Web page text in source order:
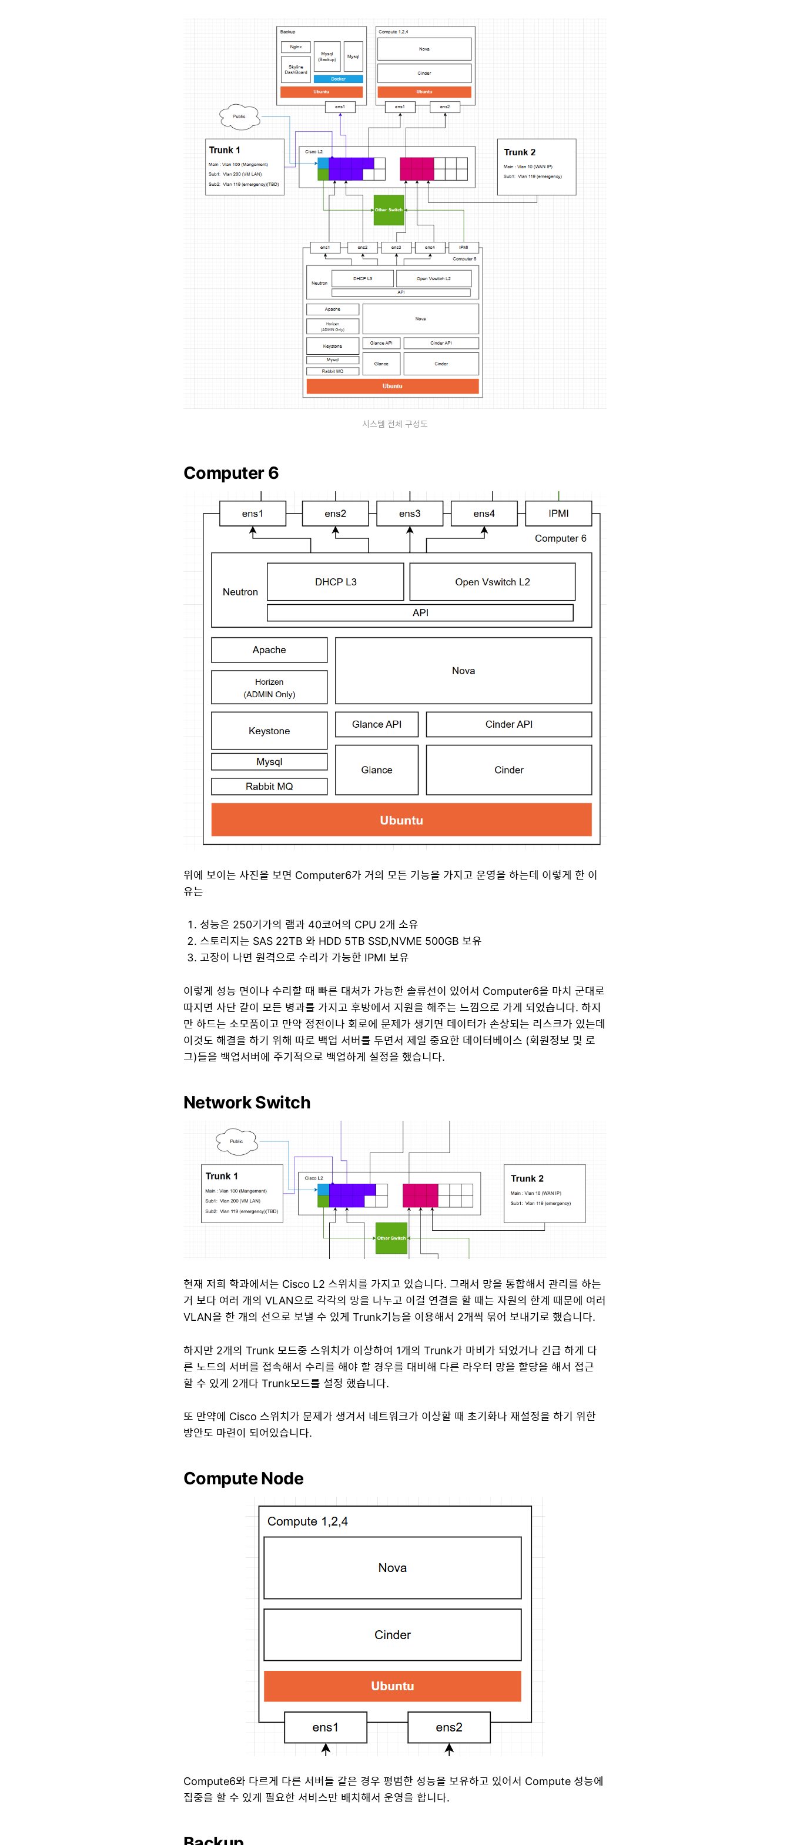
시스템 전체 구성도
Computer 6
위에 보이는 사진을 보면 Computer6가 거의 모든 기능을 가지고 운영을 하는데 이렇게 한 이
유는
성능은 250기가의 램과 40코어의 CPU 2개 소유
스토리지는 SAS 22TB 와 HDD 5TB SSD,NVME 500GB 보유
고장이 나면 원격으로 수리가 가능한 IPMI 보유
이렇게 성능 면이나 수리할 때 빠른 대처가 가능한 솔류션이 있어서 Computer6을 마치 군대로
따지면 사단 같이 모든 병과를 가지고 후방에서 지원을 해주는 느낌으로 가게 되었습니다. 하지
만 하드는 소모품이고 만약 정전이나 회로에 문제가 생기면 데이터가 손상되는 리스크가 있는데
이것도 해결을 하기 위해 따로 백업 서버를 두면서 제일 중요한 데이터베이스 (회원정보 및 로
그)들을 백업서버에 주기적으로 백업하게 설정을 했습니다.
Network Switch
현재 저희 학과에서는 Cisco L2 스위치를 가지고 있습니다. 그래서 망을 통합해서 관리를 하는
거 보다 여러 개의 VLAN으로 각각의 망을 나누고 이걸 연결을 할 때는 자원의 한계 때문에 여러
VLAN을 한 개의 선으로 보낼 수 있게 Trunk기능을 이용해서 2개씩 묶어 보내기로 했습니다.
하지만 2개의 Trunk 모드중 스위치가 이상하여 1개의 Trunk가 마비가 되었거나 긴급 하게 다
른 노드의 서버를 접속해서 수리를 해야 할 경우를 대비해 다른 라우터 망을 할당을 해서 접근
할 수 있게 2개다 Trunk모드를 설정 했습니다.
또 만약에 Cisco 스위치가 문제가 생겨서 네트워크가 이상할 때 초기화나 재설정을 하기 위한
방안도 마련이 되어있습니다.
Compute Node
Compute6와 다르게 다른 서버들 같은 경우 평범한 성능을 보유하고 있어서 Compute 성능에
집중을 할 수 있게 필요한 서비스만 배치해서 운영을 합니다.